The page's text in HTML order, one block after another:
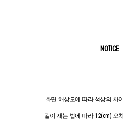
NOTICE
화면 해상도에 따라 색상의 차
길이 재는 법에 따라 1-2(cm) 오